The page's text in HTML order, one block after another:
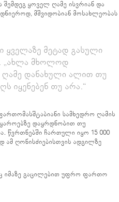
ყოველ ღამე ისვრიან და
მშვიდობიან მოსახლეობას
მეტად გასული
„ახლა მხოლოდ
ღამე დანახული ალით თუ
იყენებენ თუ არა.“
სამხედრო ღამის
დაყრდნობით თუ
წვრთნებში ჩართული იყო 15 000
ამ ღონისძიებისთვის ადგილზე
იმაზე გაცილებით უფრო ფართო